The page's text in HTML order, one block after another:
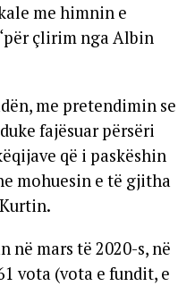
me himnin e
çlirim nga Albin
me pretendimin se
fajësuar përsëri
që i paskëshin
mohuesin e të gjitha
në mars të 2020-s, në
vota (vota e fundit, e